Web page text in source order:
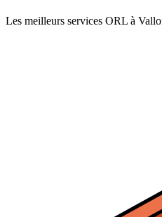
Les meilleurs services ORL à